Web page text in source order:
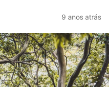
9 anos atrás